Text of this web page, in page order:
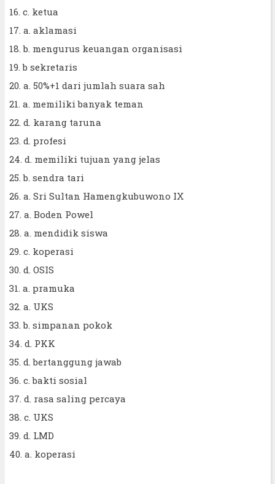
16. c. ketua
17. a. aklamasi
18. b. mengurus keuangan organisasi
19. b sekretaris
20. a. 50%+1 dari jumlah suara sah
21. a. memiliki banyak teman
22. d. karang taruna
23. d. profesi
24. d. memiliki tujuan yang jelas
25. b. sendra tari
26. a. Sri Sultan Hamengkubuwono IX
27. a. Boden Powel
28. a. mendidik siswa
29. c. koperasi
30. d. OSIS
31. a. pramuka
32. a. UKS
33. b. simpanan pokok
34. d. PKK
35. d. bertanggung jawab
36. c. bakti sosial
37. d. rasa saling percaya
38. c. UKS
39. d. LMD
40. a. koperasi